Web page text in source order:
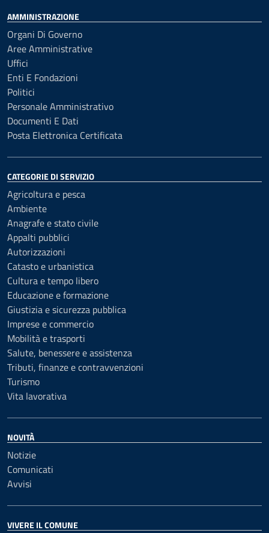
AMMINISTRAZIONE
Organi Di Governo
Aree Amministrative
Uffici
Enti E Fondazioni
Politici
Personale Amministrativo
Documenti E Dati
Posta Elettronica Certificata
CATEGORIE DI SERVIZIO
Agricoltura e pesca
Ambiente
Anagrafe e stato civile
Appalti pubblici
Autorizzazioni
Catasto e urbanistica
Cultura e tempo libero
Educazione e formazione
Giustizia e sicurezza pubblica
Imprese e commercio
Mobilità e trasporti
Salute, benessere e assistenza
Tributi, finanze e contravvenzioni
Turismo
Vita lavorativa
NOVITÀ
Notizie
Comunicati
Avvisi
VIVERE IL COMUNE